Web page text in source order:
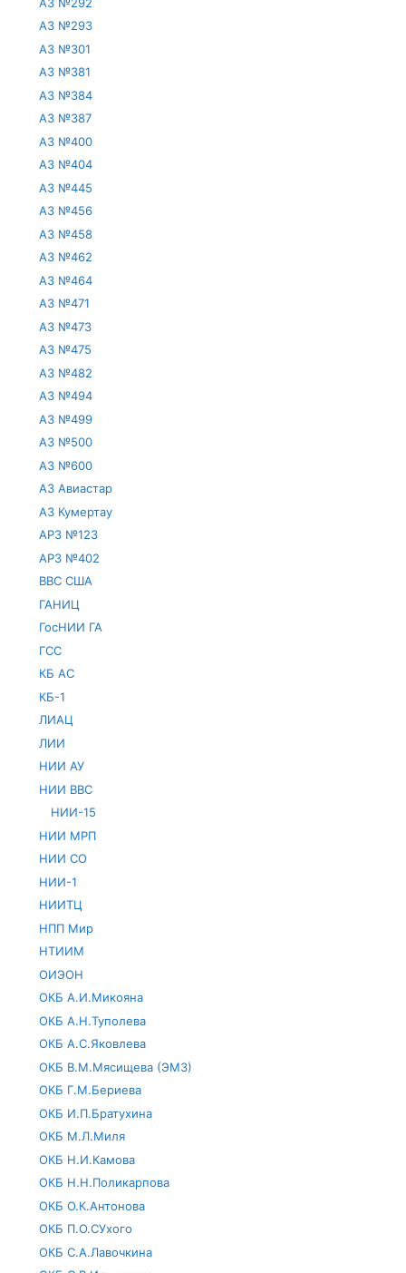
АЗ №293
АЗ №301
АЗ №381
АЗ №384
АЗ №387
АЗ №400
АЗ №404
АЗ №445
АЗ №456
АЗ №458
АЗ №462
АЗ №464
АЗ №471
АЗ №473
АЗ №475
АЗ №482
АЗ №494
АЗ №499
АЗ №500
АЗ №600
АЗ Авиастар
АЗ Кумертау
АРЗ №123
АРЗ №402
ВВС США
ГАНИЦ
ГосНИИ ГА
ГСС
КБ АС
КБ-1
ЛИАЦ
ЛИИ
НИИ АУ
НИИ ВВС
НИИ-15
НИИ МРП
НИИ СО
НИИ-1
НИИТЦ
НПП Мир
НТИИМ
ОИЭОН
ОКБ А.И.Микояна
ОКБ А.Н.Туполева
ОКБ А.С.Яковлева
ОКБ В.М.Мясищева (ЭМЗ)
ОКБ Г.М.Бериева
ОКБ И.П.Братухина
ОКБ М.Л.Миля
ОКБ Н.И.Камова
ОКБ Н.Н.Поликарпова
ОКБ О.К.Антонова
ОКБ П.О.СУхого
ОКБ С.А.Лавочкина